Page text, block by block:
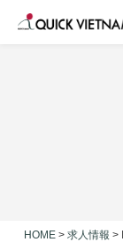
HOME > 求人情報 >